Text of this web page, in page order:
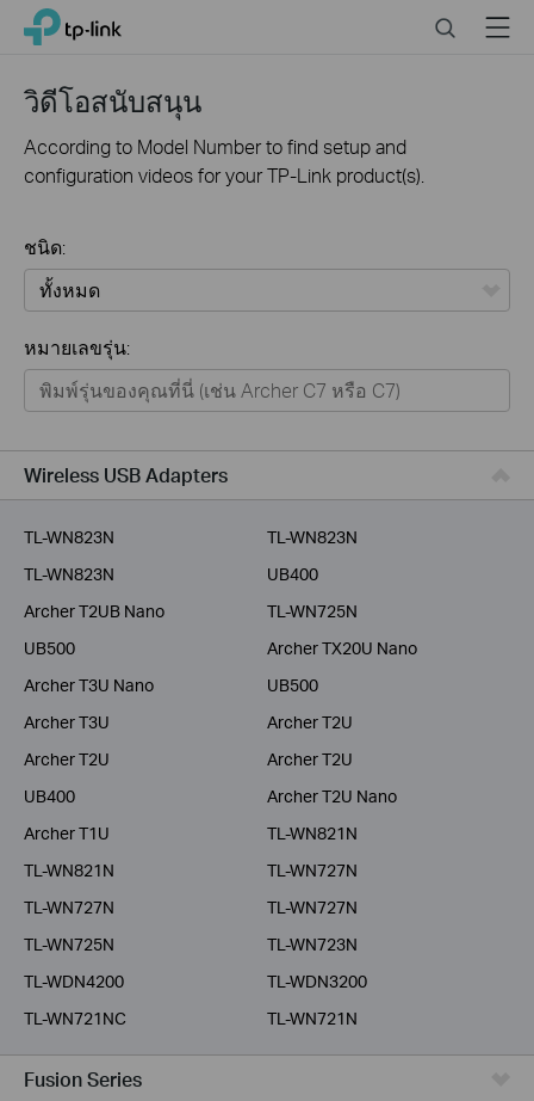
Click
the
navigation
TP-Link, Reliably Smart SearchMenu
วิดีโอสนับสนุน
According to Model Number to find setup and
configuration videos for your TP-Link product(s).
ชนิด:
Home
Smart Home
Business
Service Provider
หมายเลขรุ่น:
Wireless USB Adapters
TL-WN823N
TL-WN823N
TL-WN823N
UB400
Archer T2UB Nano
TL-WN725N
UB500
Archer TX20U Nano
Archer T3U Nano
UB500
Archer T3U
Archer T2U
Archer T2U
Archer T2U
UB400
Archer T2U Nano
Archer T1U
TL-WN821N
TL-WN821N
TL-WN727N
TL-WN727N
TL-WN727N
TL-WN725N
TL-WN723N
TL-WDN4200
TL-WDN3200
TL-WN721NC
TL-WN721N
Fusion Series